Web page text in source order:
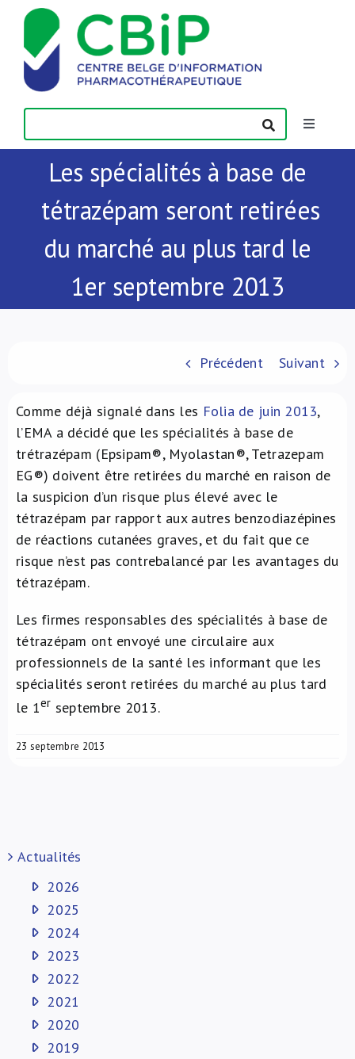
Passer
contenu
Toggle
Actualités
Publications
NL
Les spécialités à base de
tétrazépam seront retirées
du marché au plus tard le
1er septembre 2013
Précédent Suivant
Comme déjà signalé dans les Folia de juin 2013,
l’EMA a décidé que les spécialités à base de
trétrazépam (Epsipam®, Myolastan®, Tetrazepam
EG®) doivent être retirées du marché en raison de
la suspicion d’un risque plus élevé avec le
tétrazépam par rapport aux autres benzodiazépines
de réactions cutanées graves, et du fait que ce
risque n’est pas contrebalancé par les avantages du
tétrazépam.
Les firmes responsables des spécialités à base de
tétrazépam ont envoyé une circulaire aux
professionnels de la santé les informant que les
spécialités seront retirées du marché au plus tard
le 1er septembre 2013.
23 septembre 2013
Actualités
2026
2025
2024
2023
2022
2021
2020
2019